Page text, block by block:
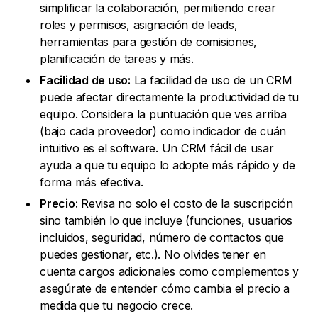
simplificar la colaboración, permitiendo crear
roles y permisos, asignación de leads,
herramientas para gestión de comisiones,
planificación de tareas y más.
Facilidad de uso: La facilidad de uso de un CRM
puede afectar directamente la productividad de tu
equipo. Considera la puntuación que ves arriba
(bajo cada proveedor) como indicador de cuán
intuitivo es el software. Un CRM fácil de usar
ayuda a que tu equipo lo adopte más rápido y de
forma más efectiva.
Precio: Revisa no solo el costo de la suscripción
sino también lo que incluye (funciones, usuarios
incluidos, seguridad, número de contactos que
puedes gestionar, etc.). No olvides tener en
cuenta cargos adicionales como complementos y
asegúrate de entender cómo cambia el precio a
medida que tu negocio crece.